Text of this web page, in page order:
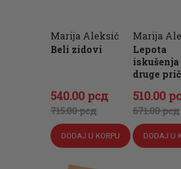
Marija Aleksić
Beli zidovi
715.00рсд
Originalna
cena
je
bila:
715.
540.00 рсд
Trenutna
cena
je:
540.
DODAJ U KORPU
Marija
Lepota
druge
671.00рсд
cena
je
bila:
510.00
cena
je:
510.
DODAJ U